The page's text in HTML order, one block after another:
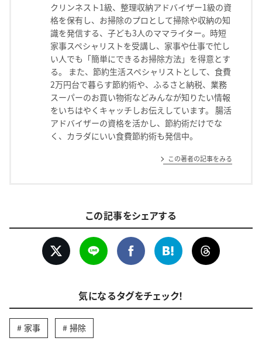
クリンネスト1級、整理収納アドバイザー1級の資
格を保有し、お掃除のプロとして掃除や収納の知
識を発信する、子ども3人のママライター。時短
家事スペシャリストを受講し、家事や仕事で忙し
い人でも「簡単にできるお掃除方法」を得意とす
る。 また、節約生活スペシャリストとして、食費
2万円台で暮らす節約術や、ふるさと納税、業務
スーパーのお買い物術などみんなが知りたい情報
をいちはやくキャッチしお伝えしています。 腸活
アドバイザーの資格を活かし、節約術だけでな
く、カラダにいい食費節約術も発信中。
この著者の記事をみる
この記事をシェアする
気になるタグをチェック！
家事 掃除